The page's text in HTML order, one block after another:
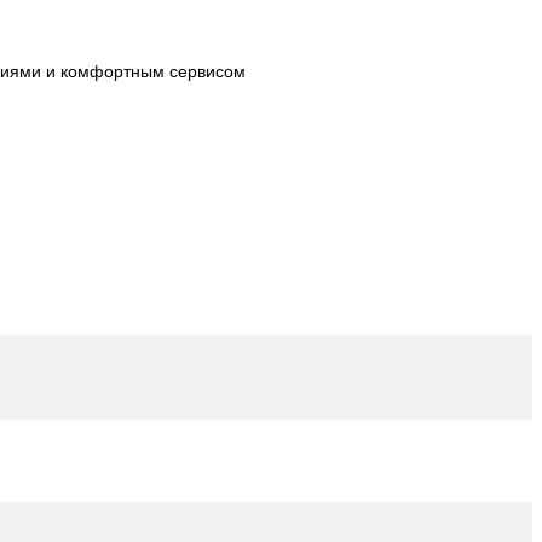
и комфортным сервисом